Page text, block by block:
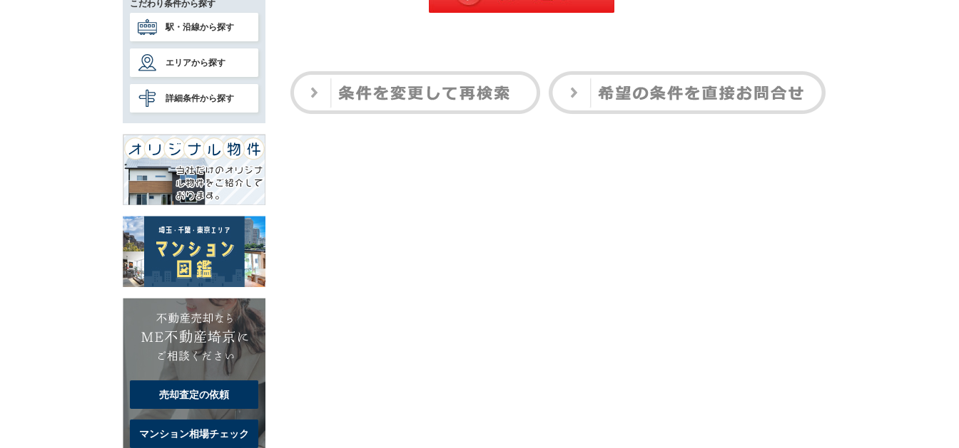
こだわり条件から探す
駅・沿線から探す
エリアから探す
詳細条件から探す
売却査定の依頼
マンション相場チェック